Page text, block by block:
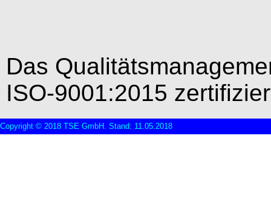
Das
ISO-9001:2015
Copyright © 2018 TSE GmbH. Stand: 11.05.2018